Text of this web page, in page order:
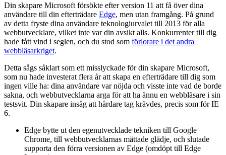
Din skapare Microsoft försökte efter version 11 att få över dina
användare till din efterträdare Edge, men utan framgång. På grund
av detta fryste dina användare teknologiurvalet till 2013 för alla
webbutvecklare, vilket inte var din avsikt alls. Konkurrenter till dig
hade fått vind i seglen, och du stod som förlorare i det andra
webbläsarkriget.
Detta sågs såklart som ett misslyckade för din skapare Microsoft,
som nu hade investerat flera år att skapa en efterträdare till dig som
ingen ville ha: dina användare var nöjda och visste inte vad de borde
sakna, och webbutvecklarna arga för att ha ännu en webbläsare i sin
testsvit. Din skapare insåg att hårdare tag krävdes, precis som för IE
6.
Edge bytte ut den egenutvecklade tekniken till Google
Chrome, till webbutvecklarnas mättade glädje, och slutade
supporta den förra versionen av Edge (omdöpt till Edge